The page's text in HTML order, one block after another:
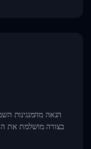
הנאה מהמנגינות
בצורה מושלמת את